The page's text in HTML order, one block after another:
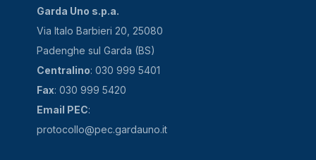
Garda Uno s.p.a.
Via Italo Barbieri 20, 25080
Padenghe sul Garda (BS)
Centralino: 030 999 5401
Fax: 030 999 5420
Email PEC:
protocollo@pec.gardauno.it